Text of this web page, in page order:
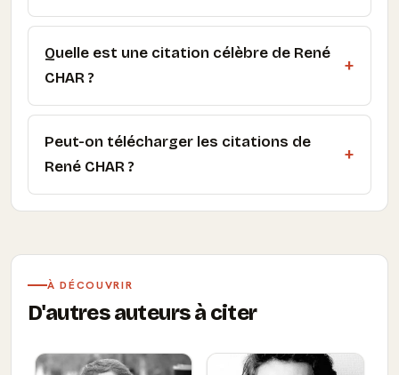
Quelle est une citation célèbre de René
CHAR ?
Peut-on télécharger les citations de
René CHAR ?
À DÉCOUVRIR
D'autres auteurs à citer